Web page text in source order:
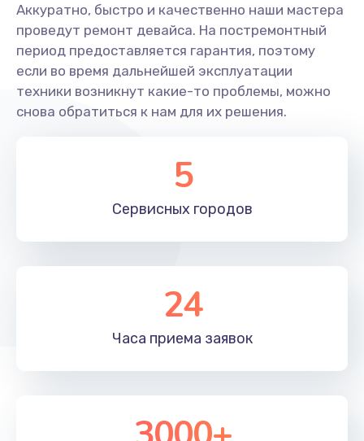
Замена ультразвукового мотора
1800 руб.
Заказать
Аккуратно, быстро и качественно наши мастера
проведут ремонт девайса. На постремонтный
период предоставляется гарантия, поэтому
если во время дальнейшей эксплуатации
техники возникнут какие-то проблемы, можно
снова обратиться к нам для их решения.
5
Сервисных городов
24
Часа приема заявок